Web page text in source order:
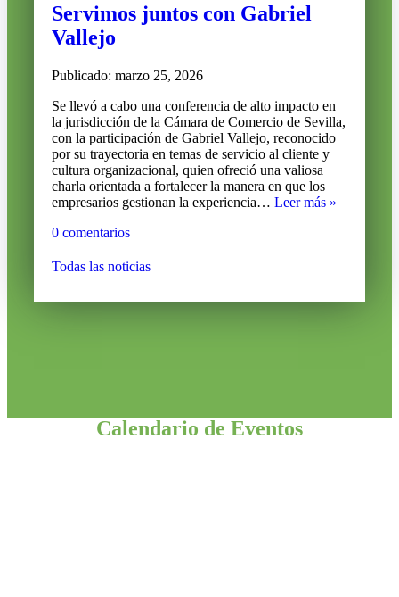
Servimos juntos con Gabriel
Vallejo
Publicado: marzo 25, 2026
Se llevó a cabo una conferencia de alto impacto en
la jurisdicción de la Cámara de Comercio de Sevilla,
con la participación de Gabriel Vallejo, reconocido
por su trayectoria en temas de servicio al cliente y
cultura organizacional, quien ofreció una valiosa
charla orientada a fortalecer la manera en que los
empresarios gestionan la experiencia… Leer más »
0 comentarios
Todas las noticias
Calendario de Eventos